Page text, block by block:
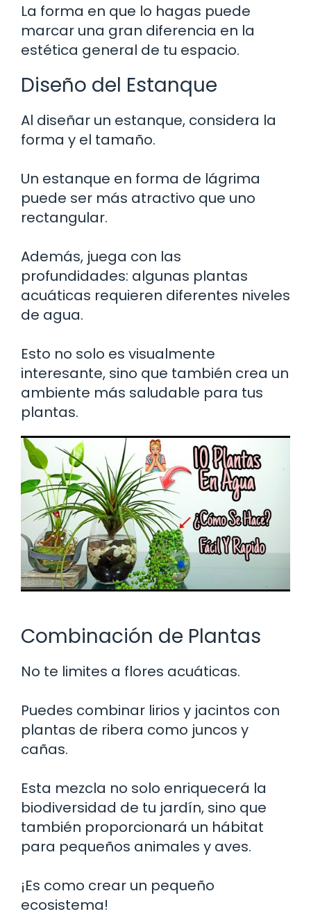
La forma en que lo hagas puede
marcar una gran diferencia en la
estética general de tu espacio.
Diseño del Estanque
Al diseñar un estanque, considera la
forma y el tamaño.
Un estanque en forma de lágrima
puede ser más atractivo que uno
rectangular.
Además, juega con las
profundidades: algunas plantas
acuáticas requieren diferentes niveles
de agua.
Esto no solo es visualmente
interesante, sino que también crea un
ambiente más saludable para tus
plantas.
Combinación de Plantas
No te limites a flores acuáticas.
Puedes combinar lirios y jacintos con
plantas de ribera como juncos y
cañas.
Esta mezcla no solo enriquecerá la
biodiversidad de tu jardín, sino que
también proporcionará un hábitat
para pequeños animales y aves.
¡Es como crear un pequeño
ecosistema!